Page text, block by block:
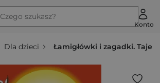
Czego szukasz?
Konto
Dla dzieci Łamigłówki i zagadki.